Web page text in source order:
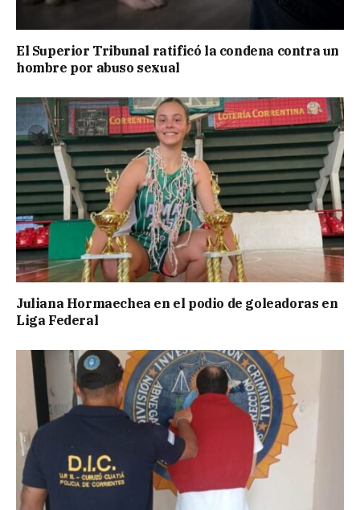
El Superior Tribunal ratificó la condena contra un
hombre por abuso sexual
Juliana Hormaechea en el podio de goleadoras en
Liga Federal